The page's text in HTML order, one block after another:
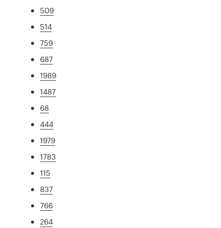
509
514
759
687
1989
1487
68
444
1979
1783
115
837
766
264